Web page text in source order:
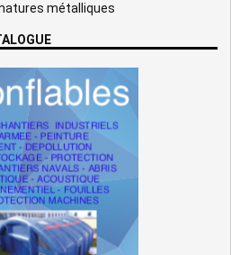
métalliques